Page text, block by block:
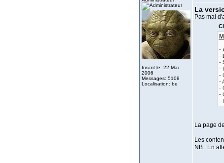
Inscrit le: 22 Mai
2006
Messages: 5108
Localisation: be
La
Pas mal
-
-
-
-
-
-
-
-
-
La page
Les
NB : En